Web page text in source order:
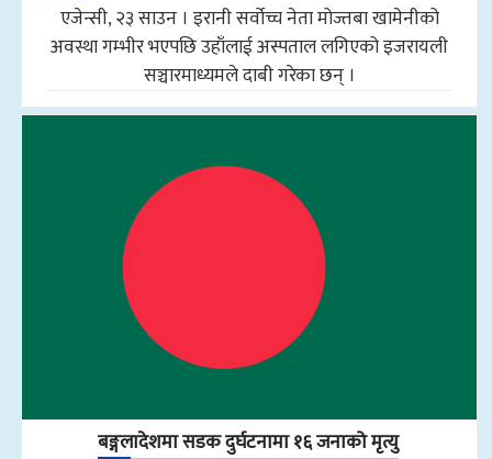
एजेन्सी, २३ साउन । इरानी सर्वोच्च नेता मोज्तबा खामेनीको
अवस्था गम्भीर भएपछि उहाँलाई अस्पताल लगिएको इजरायली
सञ्चारमाध्यमले दाबी गरेका छन् ।
बङ्गलादेशमा सडक दुर्घटनामा १६ जनाको मृत्यु